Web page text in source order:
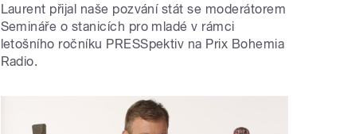
Laurent přijal naše pozvání stát se moderátorem
Semináře o stanicích pro mladé v rámci
letošního ročníku PRESSpektiv na Prix Bohemia
Radio.